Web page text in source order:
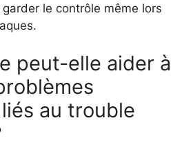
le contrôle même lors
peut-elle aider à
au trouble